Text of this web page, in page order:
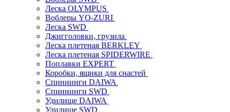
Леска OLYMPUS
Воблеры YO-ZURI
Леска SWD
Джигголовки, грузила
Леска плетеная BERKLEY
Леска плетеная SPIDERWIRE
Поплавки EXPERT
Коробки, ящики для снастей
Спиннинги DAIWA
Спиннинги SWD
Удилище DAIWA
Удилище SWD